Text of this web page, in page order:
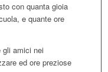
con quanta gioia
e quante ore
gli amici nei
ed ore preziose